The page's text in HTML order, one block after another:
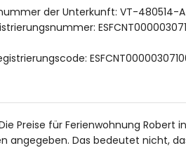
Grava (innerhalb von 1000 Metern
Alicante (über 100 Kilometer
in der Nähe: Bus innerhalb
erlaubt
der Unterkunft: VT-480514-A
Die Preise für Ferienwohnung
angegeben. Das bedeutet nicht,